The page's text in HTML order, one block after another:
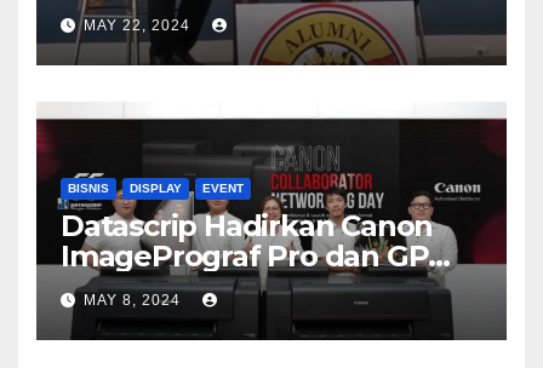
MAY 22, 2024
BISNIS DISPLAY EVENT
Datascrip Hadirkan Canon
ImagePrograf Pro dan GP
Series
MAY 8, 2024